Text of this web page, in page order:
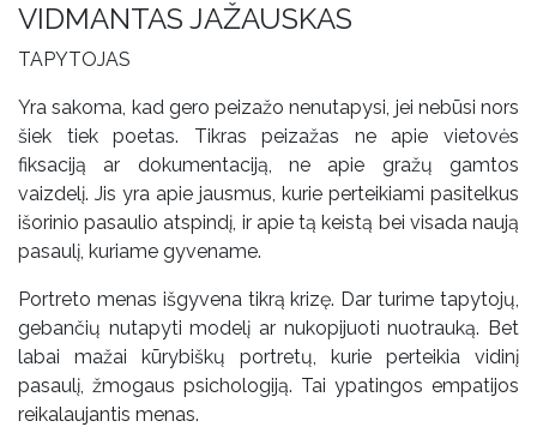
VIDMANTAS JAŽAUSKAS
TAPYTOJAS
Yra sakoma, kad gero peizažo nenutapysi, jei nebūsi nors
šiek tiek poetas. Tikras peizažas ne apie vietovės
fiksaciją ar dokumentaciją, ne apie gražų gamtos
vaizdelį. Jis yra apie jausmus, kurie perteikiami pasitelkus
išorinio pasaulio atspindį, ir apie tą keistą bei visada naują
pasaulį, kuriame gyvename.
Portreto menas išgyvena tikrą krizę. Dar turime tapytojų,
gebančių nutapyti modelį ar nukopijuoti nuotrauką. Bet
labai mažai kūrybiškų portretų, kurie perteikia vidinį
pasaulį, žmogaus psichologiją. Tai ypatingos empatijos
reikalaujantis menas.